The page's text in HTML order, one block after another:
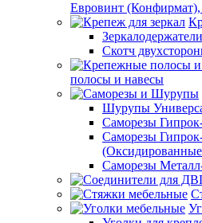
Евровинт
Скотч
полосы и навесы
Шурупы
Саморезы
Саморезы
Саморезы